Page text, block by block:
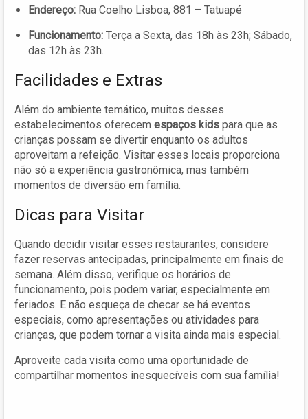
Endereço: Rua Coelho Lisboa, 881 – Tatuapé
Funcionamento: Terça a Sexta, das 18h às 23h; Sábado,
das 12h às 23h.
Facilidades e Extras
Além do ambiente temático, muitos desses
estabelecimentos oferecem espaços kids para que as
crianças possam se divertir enquanto os adultos
aproveitam a refeição. Visitar esses locais proporciona
não só a experiência gastronômica, mas também
momentos de diversão em família.
Dicas para Visitar
Quando decidir visitar esses restaurantes, considere
fazer reservas antecipadas, principalmente em finais de
semana. Além disso, verifique os horários de
funcionamento, pois podem variar, especialmente em
feriados. E não esqueça de checar se há eventos
especiais, como apresentações ou atividades para
crianças, que podem tornar a visita ainda mais especial.
Aproveite cada visita como uma oportunidade de
compartilhar momentos inesquecíveis com sua família!